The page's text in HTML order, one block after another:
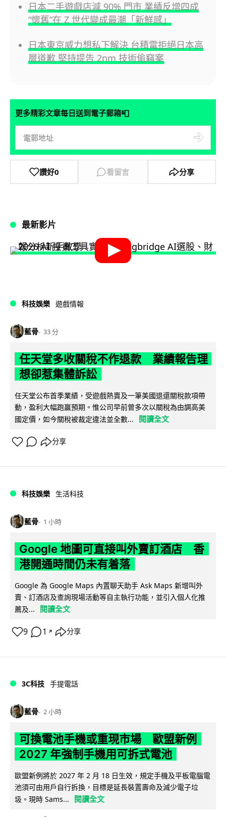
日本二手遊戲店減 90% 門市 業績反增四成
“懷舊”在 Z 世代變成最潮「新鮮感」
日本東京威力想私下解決 台積電拒絕日本高
層道歉 堅持提告 2nm 技術偷竊案
更多精彩文章每日送到電子郵箱📮
讚好0 看留言 分享
最新影片
科技娛樂 遊戲情報
藍骨 33 分
任天堂多收關稅不作退款 業績報告理
想卻惹集體訴訟
任天堂公布首季業績，受遊戲熱賣及一筆美國退還關稅款項帶
動，盈利大幅跑贏預期。惟公司早前曾多次以關稅為由調高美
國定價，如今關稅被裁定違法並全數...
閱讀全文
分享
科技娛樂 生活科技
藍骨 1 小時
Google 地圖可直接叫外賣訂酒店 香
港開通時間仍未有着落
Google 為 Google Maps 內置聊天助手 Ask Maps 新增叫外
賣、訂酒店及查詢現場活動等自主執行功能，並引入個人化推
薦及...
閱讀全文
9 1 ↗ 分享
3C科技 手提電話
藍骨 2 小時
可換電池手機或重現市場 歐盟新例
2027 年強制手機用可拆式電池
歐盟新例將於 2027 年 2 月 18 日生效，規定手機及平板電腦電
池須可由用戶自行拆換，目標是延長裝置壽命及減少電子垃
圾。現時 Sams...
閱讀全文